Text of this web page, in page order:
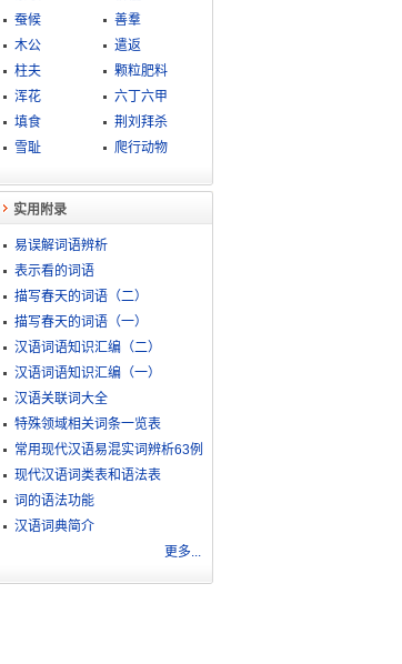
蚕候
善羣
木公
遣返
柱夫
颗粒肥料
浑花
六丁六甲
填食
荆刘拜杀
雪耻
爬行动物
实用附录
易误解词语辨析
表示看的词语
描写春天的词语（二）
描写春天的词语（一）
汉语词语知识汇编（二）
汉语词语知识汇编（一）
汉语关联词大全
特殊领域相关词条一览表
常用现代汉语易混实词辨析63例
现代汉语词类表和语法表
词的语法功能
汉语词典简介
更多...